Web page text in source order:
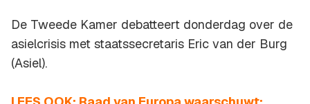
De Tweede Kamer debatteert donderdag over de
asielcrisis met staatssecretaris Eric van der Burg
(Asiel).